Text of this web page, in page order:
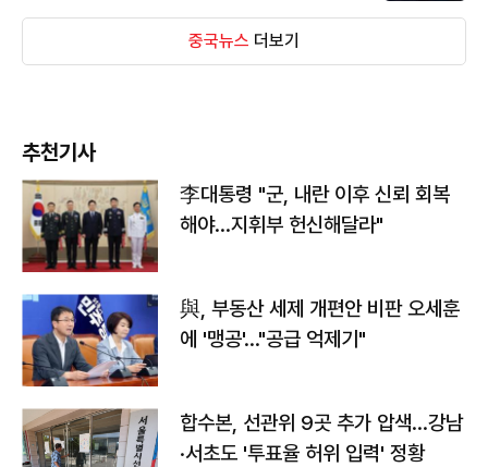
중국뉴스 더보기
추천기사
李대통령 "군, 내란 이후 신뢰 회복
해야…지휘부 헌신해달라"
與, 부동산 세제 개편안 비판 오세훈
에 '맹공'…"공급 억제기"
합수본, 선관위 9곳 추가 압색…강남
·서초도 '투표율 허위 입력' 정황